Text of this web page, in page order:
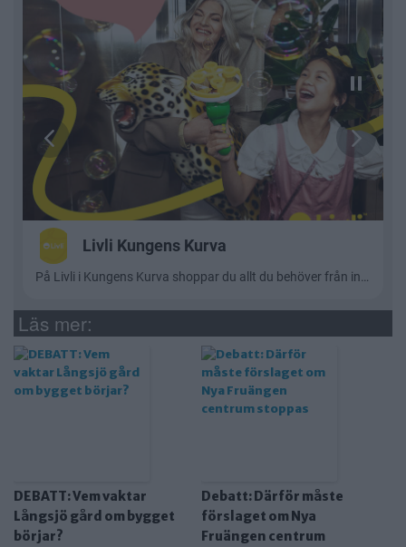
Läs mer:
DEBATT: Vem vaktar
Långsjö gård om bygget
börjar?
Debatt: Därför måste
förslaget om Nya
Fruängen centrum